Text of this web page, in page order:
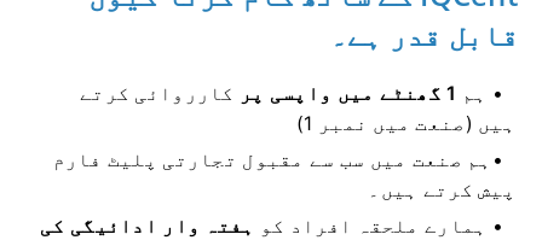
قابل قدر ہے۔
ہم 1 گھنٹے میں واپسی پر
کارروائی کرتے
ہیں (صنعت میں نمبر 1)
ہم صنعت میں سب سے مقبول تجارتی پلیٹ فارم
پیش کرتے ہیں۔
ہمارے ملحقہ افراد کو ہفتہ وار ادائیگی کی